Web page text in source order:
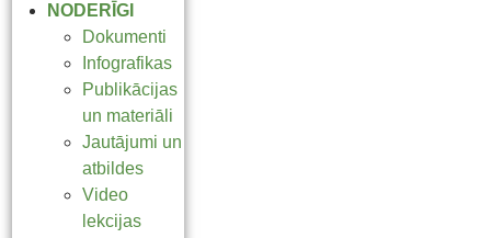
NODERĪGI
Dokumenti
Infografikas
Publikācijas
un materiāli
Jautājumi un
atbildes
Video
lekcijas